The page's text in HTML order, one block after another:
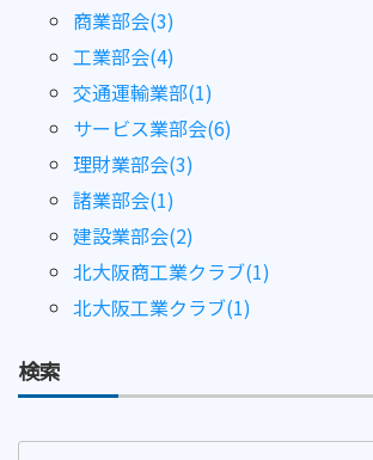
商業部会(3)
工業部会(4)
交通運輸業部(1)
サービス業部会(6)
理財業部会(3)
諸業部会(1)
建設業部会(2)
北大阪商工業クラブ(1)
北大阪工業クラブ(1)
検索